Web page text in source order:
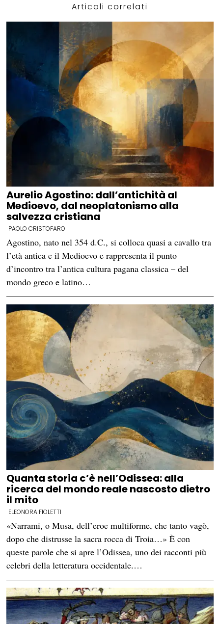
Articoli correlati
Aurelio Agostino: dall’antichità al
Medioevo, dal neoplatonismo alla
salvezza cristiana
PAOLO CRISTOFARO
Agostino, nato nel 354 d.C., si colloca quasi a cavallo tra
l’età antica e il Medioevo e rappresenta il punto
d’incontro tra l’antica cultura pagana classica – del
mondo greco e latino…
Quanta storia c’è nell’Odissea: alla
ricerca del mondo reale nascosto dietro
il mito
ELEONORA FIOLETTI
«Narrami, o Musa, dell’eroe multiforme, che tanto vagò,
dopo che distrusse la sacra rocca di Troia…» È con
queste parole che si apre l’Odissea, uno dei racconti più
celebri della letteratura occidentale.…